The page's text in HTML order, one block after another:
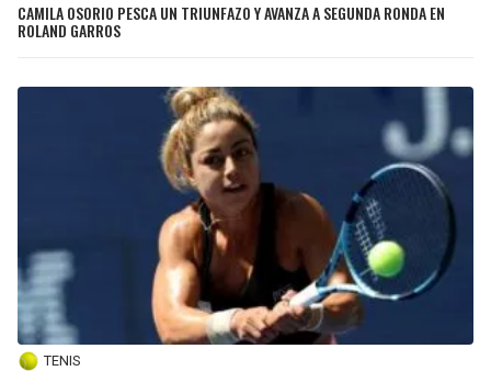
CAMILA OSORIO PESCA UN TRIUNFAZO Y AVANZA A SEGUNDA RONDA EN
ROLAND GARROS
TENIS